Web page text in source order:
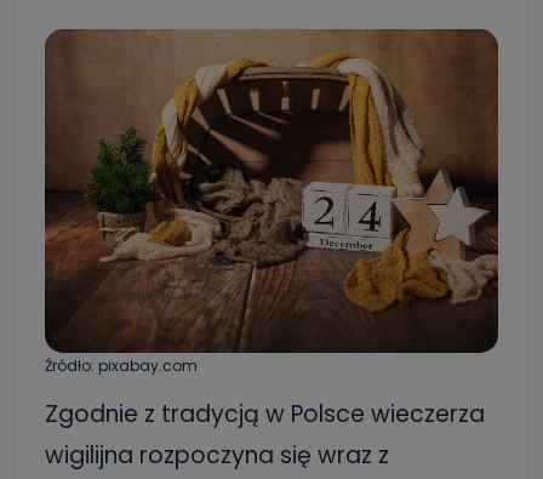
Źródło: pixabay.com
Zgodnie z tradycją w Polsce wieczerza
wigilijna rozpoczyna się wraz z